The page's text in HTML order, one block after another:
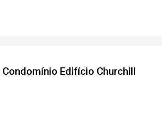
Condomínio Edifício Churchill